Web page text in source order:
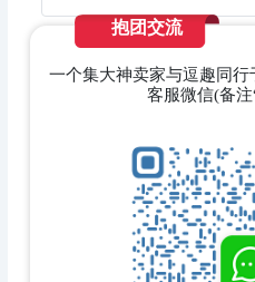
抱团交流
一个集大神卖家与逗趣同
客服微信(备注